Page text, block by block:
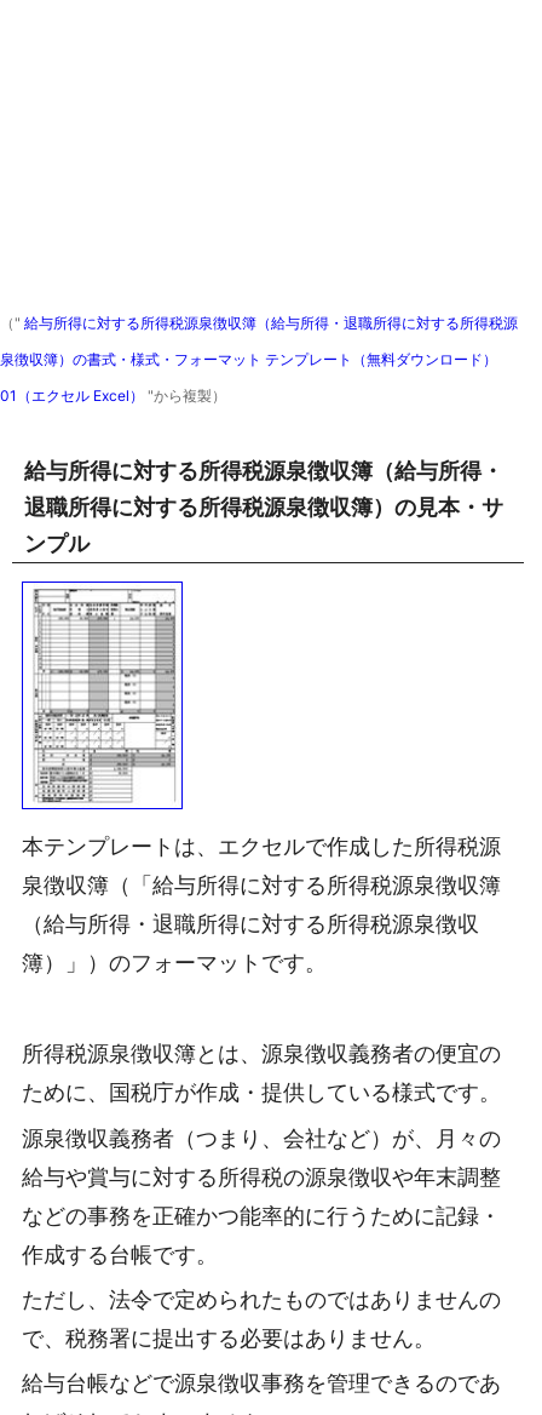
（" 給与所得に対する所得税源泉徴収簿（給与所得・退職所得に対する所得税源
泉徴収簿）の書式・様式・フォーマット テンプレート（無料ダウンロード）
01（エクセル Excel） "から複製）
給与所得に対する所得税源泉徴収簿（給与所得・
退職所得に対する所得税源泉徴収簿）の見本・サ
ンプル
本テンプレートは、エクセルで作成した所得税源
泉徴収簿（「給与所得に対する所得税源泉徴収簿
（給与所得・退職所得に対する所得税源泉徴収
簿）」）のフォーマットです。
所得税源泉徴収簿とは、源泉徴収義務者の便宜の
ために、国税庁が作成・提供している様式です。
源泉徴収義務者（つまり、会社など）が、月々の
給与や賞与に対する所得税の源泉徴収や年末調整
などの事務を正確かつ能率的に行うために記録・
作成する台帳です。
ただし、法令で定められたものではありませんの
で、税務署に提出する必要はありません。
給与台帳などで源泉徴収事務を管理できるのであ